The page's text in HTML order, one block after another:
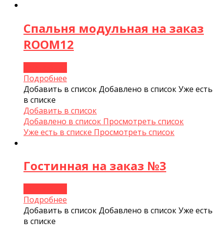
Спальня модульная на заказ
ROOM12
Подробнее
Добавить в списокДобавлено в списокУже есть
в списке
Добавить в список
Добавлено в список Просмотреть список
Уже есть в списке Просмотреть список
Гостинная на заказ №3
Подробнее
Добавить в списокДобавлено в списокУже есть
в списке